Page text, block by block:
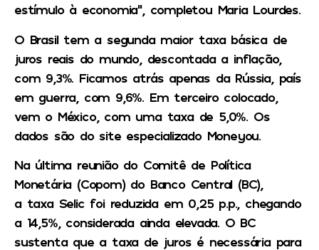
estímulo à economia”, completou Maria Lourdes.
O Brasil tem a segunda maior taxa básica de
juros reais do mundo, descontada a inflação,
com 9,3%. Ficamos atrás apenas da Rússia, país
em guerra, com 9,6%. Em terceiro colocado,
vem o México, com uma taxa de 5,0%. Os
dados são do site especializado Moneyou.
Na última reunião do Comitê de Política
Monetária (Copom) do Banco Central (BC),
a taxa Selic foi reduzida em 0,25 p.p., chegando
a 14,5%, considerada ainda elevada. O BC
sustenta que a taxa de juros é necessária para